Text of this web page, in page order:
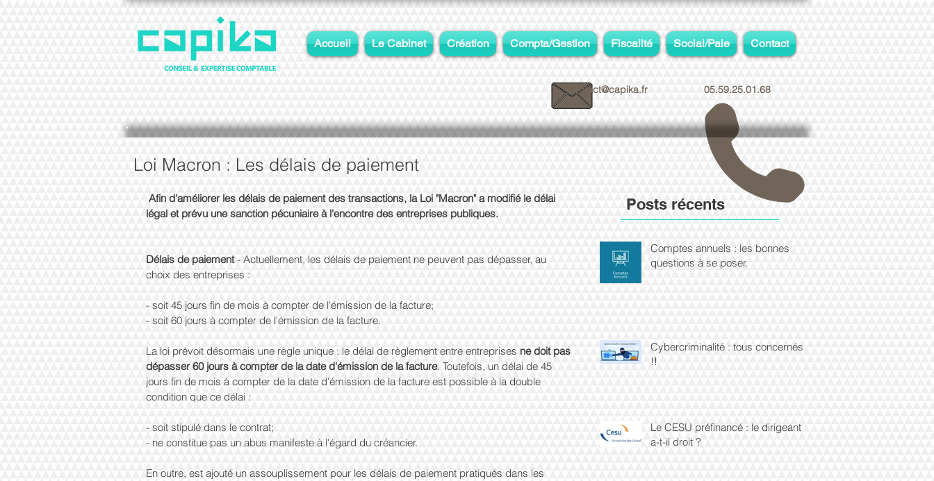
Accueil Le Cabinet Création Compta/Gestion Fiscalité Social/Paie Contact
contact@capika.fr 05.59.25.01.68
Loi Macron : Les délais de paiement
Afin d'améliorer les délais de paiement des transactions, la Loi "Macron" a modifié le délai
légal et prévu une sanction pécuniaire à l'encontre des entreprises publiques.
Délais de paiement - Actuellement, les délais de paiement ne peuvent pas dépasser, au
choix des entreprises :
- soit 45 jours fin de mois à compter de l'émission de la facture;
- soit 60 jours à compter de l'émission de la facture.
La loi prévoit désormais une règle unique : le délai de règlement entre entreprises ne doit pas
dépasser 60 jours à compter de la date d'émission de la facture. Toutefois, un délai de 45
jours fin de mois à compter de la date d'émission de la facture est possible à la double
condition que ce délai :
- soit stipulé dans le contrat;
- ne constitue pas un abus manifeste à l'égard du créancier.
En outre, est ajouté un assouplissement pour les délais de paiement pratiqués dans les
Posts récents
Comptes annuels : les bonnes
questions à se poser.
Cybercriminalité : tous concernés
!!
Le CESU préfinancé : le dirigeant
a-t-il droit ?